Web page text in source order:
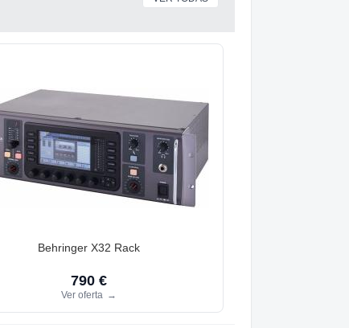
Behringer X32 Rack
790 €
Ver oferta →